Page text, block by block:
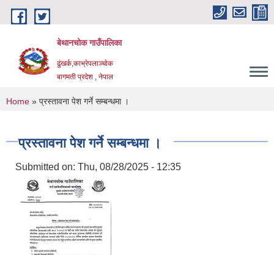
Skip to main content
बेथानचोक गाउँपालिका
ढुंखर्क,काभ्रेपलाञ्चाेक
बागमती प्रदेश , नेपाल
You are here
Home » प्रस्तावना पेश गर्ने सम्बन्धमा ।
प्रस्तावना पेश गर्ने सम्बन्धमा ।
Submitted on: Thu, 08/28/2025 - 12:35